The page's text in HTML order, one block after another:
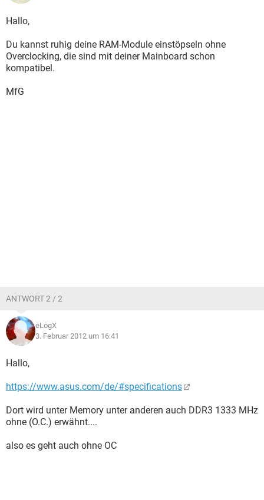
Hallo,
Du kannst ruhig deine RAM-Module einstöpseln ohne
Overclocking, die sind mit deiner Mainboard schon
kompatibel.
MfG
ANTWORT 2 / 2
eLogX
3. Februar 2012 um 16:41
Hallo,
https://www.asus.com/de/#specifications
Dort wird unter Memory unter anderen auch DDR3 1333 MHz
ohne (O.C.) erwähnt....
also es geht auch ohne OC